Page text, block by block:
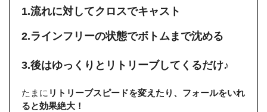
1.流れに対してクロスでキャスト
2.ラインフリーの状態でボトムまで沈める
3.後はゆっくりとリトリーブしてくるだけ♪
たまに リトリーブスピードを変えたり、フォールをいれ
ると効果絶大！